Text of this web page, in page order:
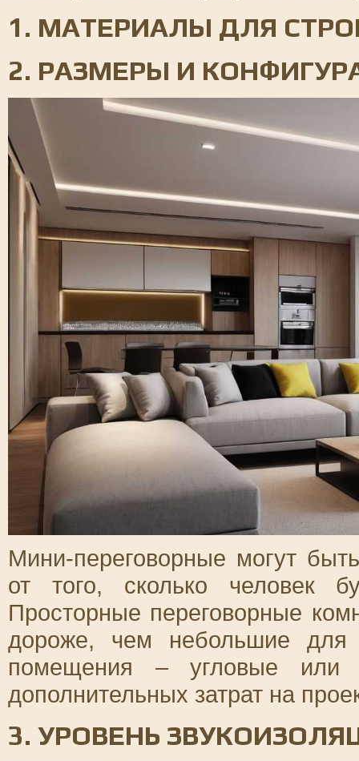
1. МАТЕРИАЛЫ ДЛЯ
2. РАЗМЕРЫ И
Мини-переговорные могут
от того, сколько человек
Просторные переговорные
дороже, чем небольшие для
помещения – угловые или
дополнительных затрат на
3. УРОВЕНЬ